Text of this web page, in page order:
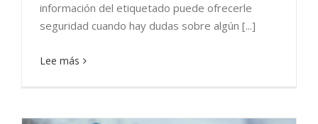
información del etiquetado puede ofrecerle
seguridad cuando hay dudas sobre algún [...]
Lee más